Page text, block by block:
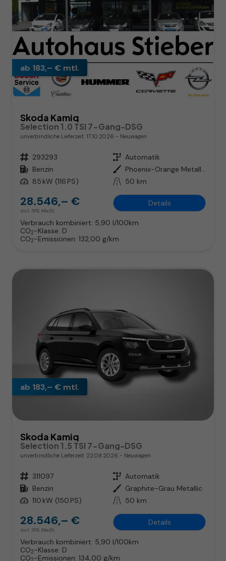
ab 183,– € mtl.
Skoda Kamiq
Selection 1.0 TSI 7-Gang-DSG
unverbindliche Lieferzeit: 17.10.2026 Neuwagen
Fahrzeugnr. 293293 Getriebe Automatik
Kraftstoff Benzin Außenfarbe
Phoenix-Orange Metallic
Leistung 85 kW (116 PS) Kilometerstand 50 km
28.546,– €
incl. 19% MwSt.
Details
Verbrauch kombiniert: 5,90 l/100km
CO2-Klasse: D
CO2-Emissionen: 132,00 g/km
ab 183,– € mtl.
Skoda Kamiq
Selection 1.5 TSI 7-Gang-DSG
unverbindliche Lieferzeit: 22.08.2026 Neuwagen
Fahrzeugnr. 311097 Getriebe Automatik
Kraftstoff Benzin Außenfarbe Graphite-Grau Metallic
Leistung 110 kW (150 PS) Kilometerstand 50 km
28.546,– €
incl. 19% MwSt.
Details
Verbrauch kombiniert: 5,90 l/100km
CO2-Klasse: D
CO -Emissionen: 134,00 g/km